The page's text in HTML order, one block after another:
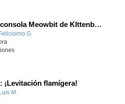
Utiliza la consola Meowbit de KIttenbot para jugar con tus programas MakeCode Arcade
Felicisimo G.
¡Levitación flamígera!
Luis M.